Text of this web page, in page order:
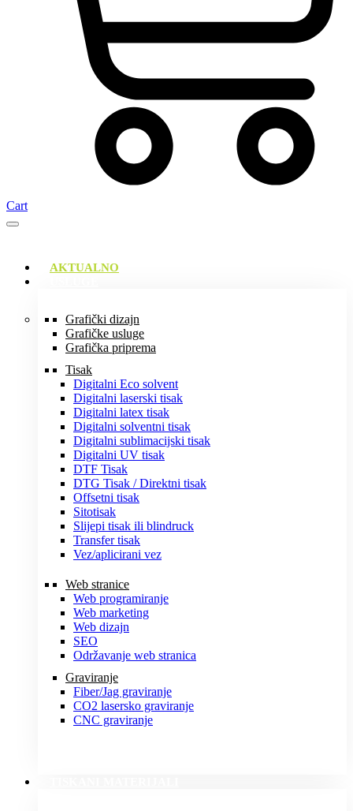
Cart
AKTUALNO
Grafički dizajn
Grafičke usluge
Grafička priprema
Tisak
Digitalni Eco solvent
Digitalni laserski tisak
Digitalni latex tisak
Digitalni solventni tisak
Digitalni sublimacijski tisak
Digitalni UV tisak
DTF Tisak
DTG Tisak / Direktni tisak
Offsetni tisak
Sitotisak
Slijepi tisak ili blindruck
Transfer tisak
Vez/aplicirani vez
Web stranice
Web programiranje
Web marketing
Web dizajn
SEO
Održavanje web stranica
Graviranje
Fiber/Jag graviranje
CO2 lasersko graviranje
CNC graviranje